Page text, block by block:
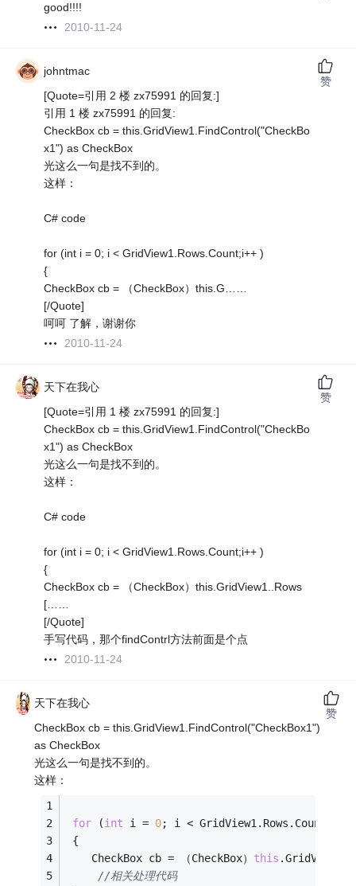
good!!!!
2010-11-24
johntmac
[Quote=引用 2 楼 zx75991 的回复:]
引用 1 楼 zx75991 的回复:
CheckBox cb = this.GridView1.FindControl("CheckBo
x1") as CheckBox
光这么一句是找不到的。
这样：
C# code
for (int i = 0; i < GridView1.Rows.Count;i++ )
{
CheckBox cb = （CheckBox）this.G……
[/Quote]
呵呵 了解，谢谢你
2010-11-24
赞
天下在我心
[Quote=引用 1 楼 zx75991 的回复:]
CheckBox cb = this.GridView1.FindControl("CheckBo
x1") as CheckBox
光这么一句是找不到的。
这样：
C# code
for (int i = 0; i < GridView1.Rows.Count;i++ )
{
CheckBox cb = （CheckBox）this.GridView1..Rows
[……
[/Quote]
手写代码，那个findContrl方法前面是个点
2010-11-24
赞
天下在我心
CheckBox cb = this.GridView1.FindControl("CheckBox1")
as CheckBox
光这么一句是找不到的。
这样：
for (int i = 0; i <
{
    CheckBox cb = （CheckBox）
this
//相关处理代码
赞